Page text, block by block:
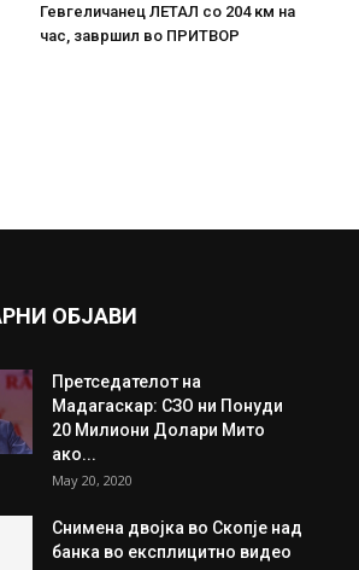
Гевгеличанец ЛЕТАЛ со 204 км на
час, завршил во ПРИТВОР
ОБЈАВИ
Претседателот на
Мадагаскар: СЗО ни Понуди
20 Милиони Долари Мито
ако...
May 20, 2020
Снимена двојка во Скопје над
банка во експлицитно видео